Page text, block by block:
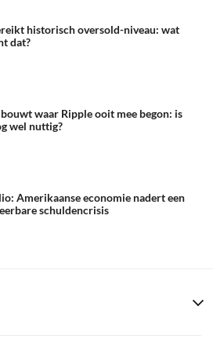
historisch oversold-niveau: wat
dat?
waar Ripple ooit mee begon: is
wel nuttig?
Amerikaanse economie nadert een
schuldencrisis